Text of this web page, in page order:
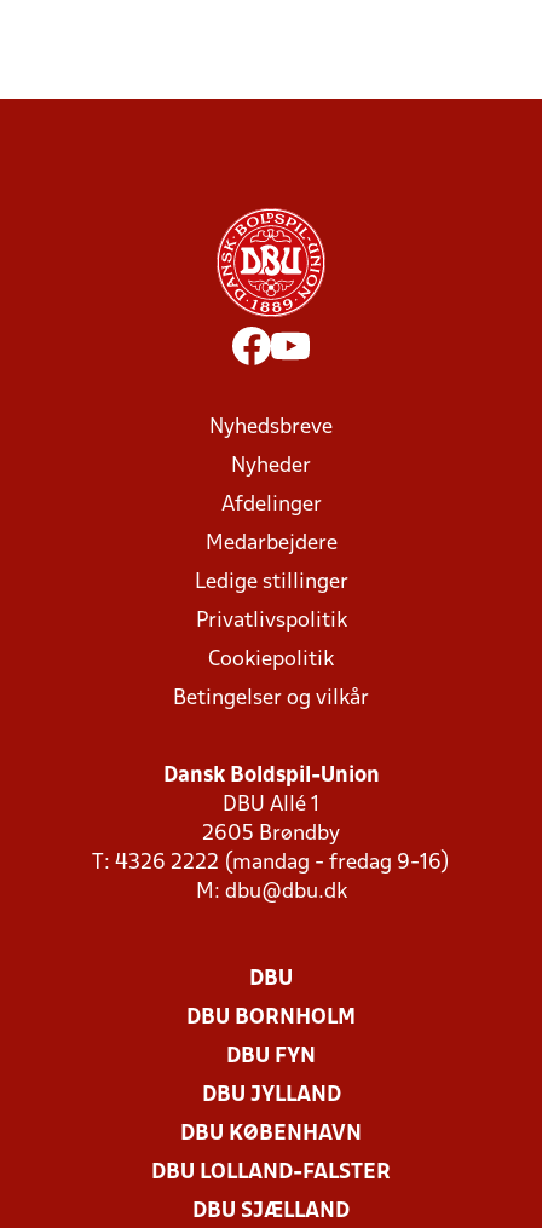
Nyhedsbreve
Nyheder
Afdelinger
Medarbejdere
Ledige stillinger
Privatlivspolitik
Cookiepolitik
Betingelser og vilkår
Dansk Boldspil-Union
DBU Allé 1
2605 Brøndby
T: 4326 2222 (mandag - fredag 9-16)
M: dbu@dbu.dk
DBU
DBU BORNHOLM
DBU FYN
DBU JYLLAND
DBU KØBENHAVN
DBU LOLLAND-FALSTER
DBU SJÆLLAND